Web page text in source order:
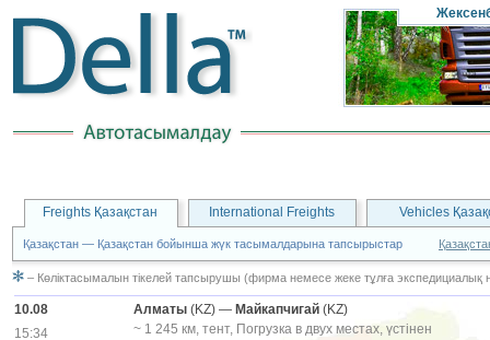
Freights Қазақстан International Freights Vehicles
Қазақстан — Қазақстан бойынша жүк тасымалдарына тапсырыстар
– Көліктасымалын тікелей тапсырушы (фирма немесе жеке тұлға экспедициалық
10.08 Алматы (KZ) — Майкапчигай (KZ)
15:34
~ 1 245 км, тент, Погрузка в двух местах, үстінен